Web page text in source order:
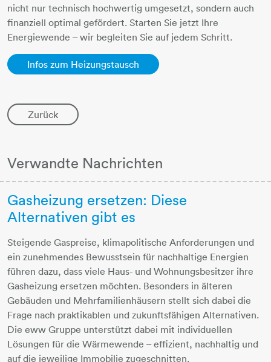
nicht nur technisch hochwertig umgesetzt, sondern auch
finanziell optimal gefördert. Starten Sie jetzt Ihre
Energiewende – wir begleiten Sie auf jedem Schritt.
Infos zum Heizungstausch
Zurück
Verwandte Nachrichten
Gasheizung ersetzen: Diese
Alternativen gibt es
Steigende Gaspreise, klimapolitische Anforderungen und
ein zunehmendes Bewusstsein für nachhaltige Energien
führen dazu, dass viele Haus- und Wohnungsbesitzer ihre
Gasheizung ersetzen möchten. Besonders in älteren
Gebäuden und Mehrfamilienhäusern stellt sich dabei die
Frage nach praktikablen und zukunftsfähigen Alternativen.
Die eww Gruppe unterstützt dabei mit individuellen
Lösungen für die Wärmewende – effizient, nachhaltig und
auf die jeweilige Immobilie zugeschnitten.